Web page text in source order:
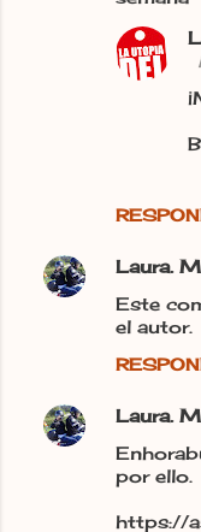
Laura. M
Este
el autor.
Laura. M
por ello.
https://